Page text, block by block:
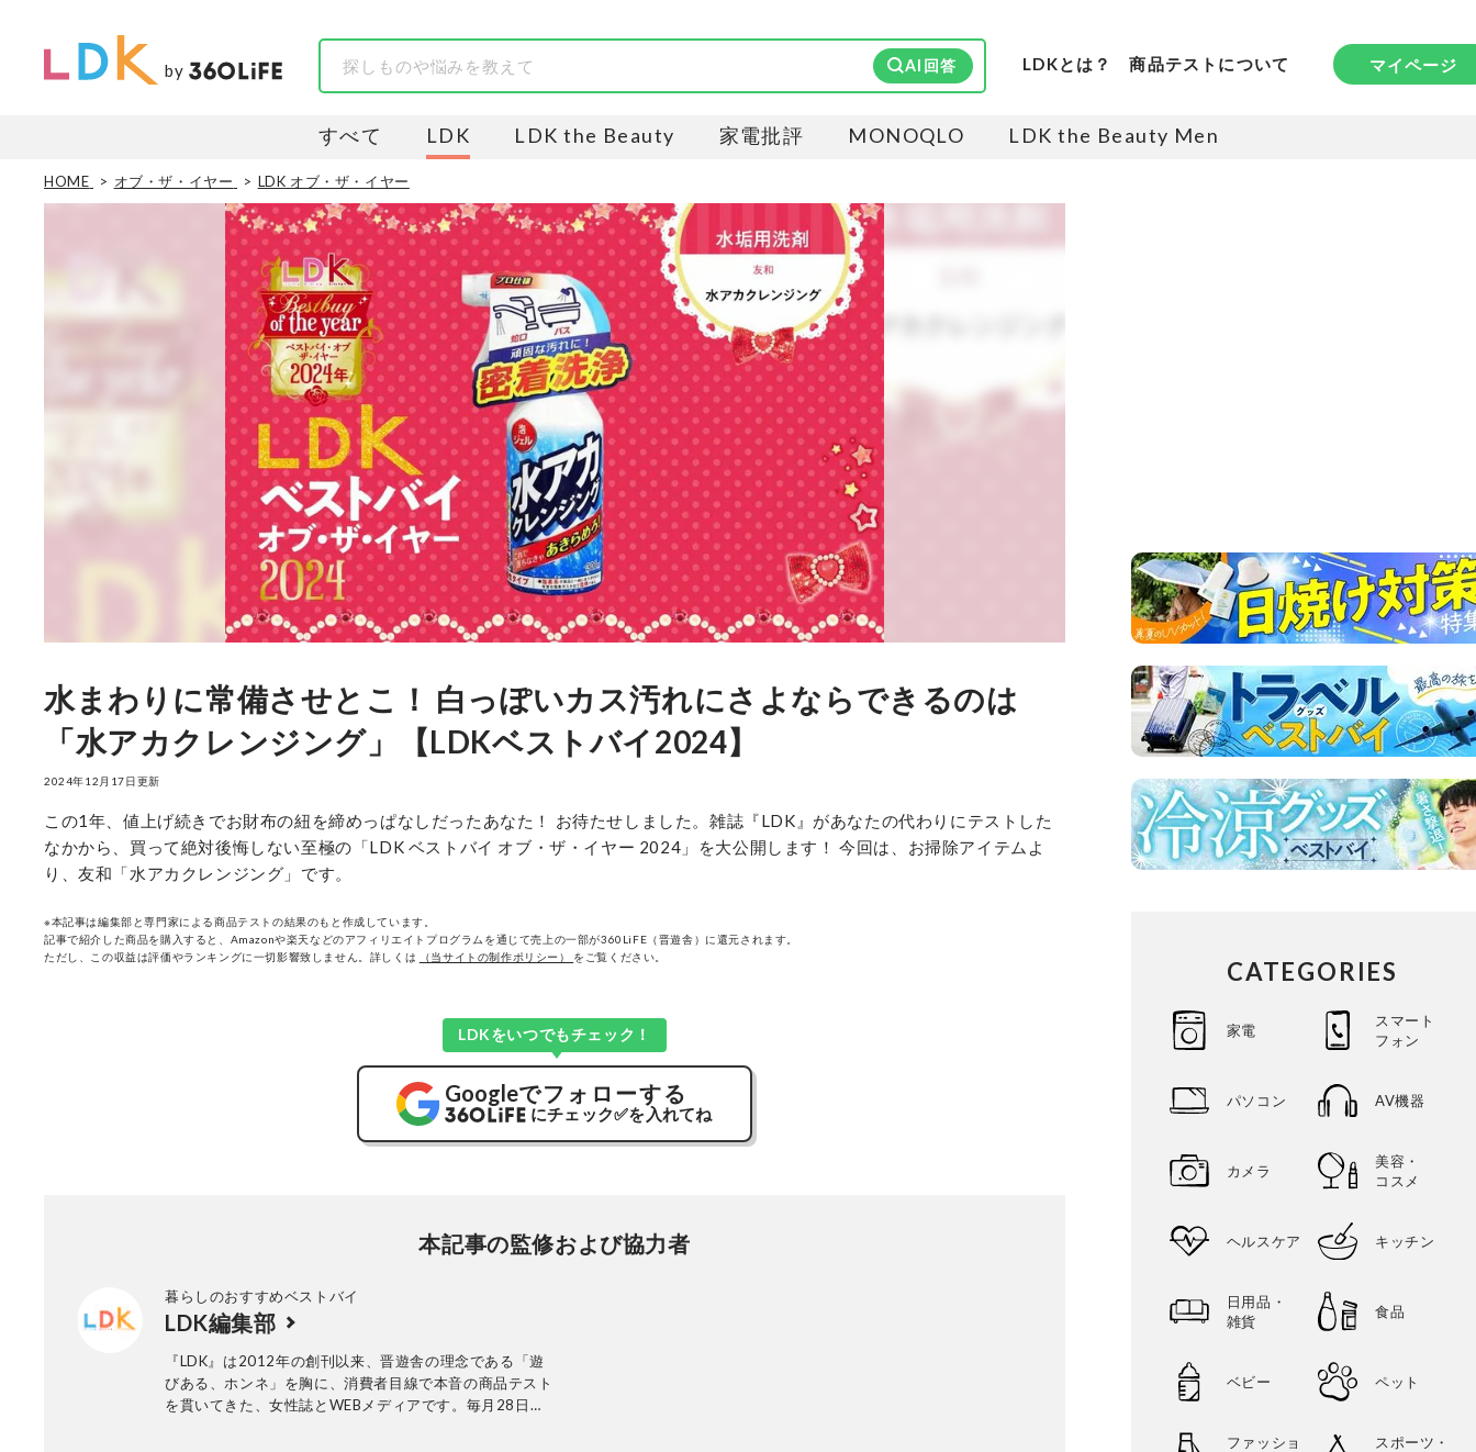
by AI回答 LDKとは？ 商品テストについて マイページ
すべて LDK LDK the Beauty 家電批評 MONOQLO LDK the Beauty Men
HOME オブ・ザ・イヤー LDK オブ・ザ・イヤー
水まわりに常備させとこ！ 白っぽいカス汚れにさよならできるのは
「水アカクレンジング」【LDKベストバイ2024】
2024年12月17日更新
この1年、値上げ続きでお財布の紐を締めっぱなしだったあなた！ お待たせしました。雑誌『LDK』があなたの代わりにテストした
なかから、買って絶対後悔しない至極の「LDK ベストバイ オブ・ザ・イヤー 2024」を大公開します！ 今回は、お掃除アイテムよ
り、友和「水アカクレンジング」です。
※本記事は編集部と専門家による商品テストの結果のもと作成しています。
記事で紹介した商品を購入すると、Amazonや楽天などのアフィリエイトプログラムを通じて売上の一部が360LiFE（晋遊舎）に還元されます。
ただし、この収益は評価やランキングに一切影響致しません。詳しくは
（当サイトの制作ポリシー） をご覧ください。
LDKをいつでもチェック！
Googleでフォローする
にチェック✅を入れてね
本記事の監修および協力者
暮らしのおすすめベストバイ
LDK編集部
『LDK』は2012年の創刊以来、晋遊舎の理念である「遊
びある、ホンネ」を胸に、消費者目線で本音の商品テスト
を貫いてきた、女性誌とWEBメディアです。毎月28日発
CATEGORIES
家電
スマート
フォン
パソコン AV機器
カメラ
美容・
コスメ
ヘルスケア キッチン
日用品・
雑貨
食品
ベビー ペット
ファッショ
スポーツ・